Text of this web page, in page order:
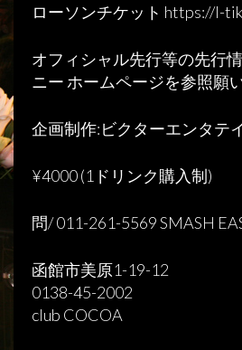
ローソンチケット https://l-
オフィシャル先行等の先行
ニー ホームページを参照願
企画制作:ビクターエンタテ
¥4000 (1ドリンク購入制)
問/ 011-261-5569 SMASH
函館市美原1-19-12
0138-45-2002
club COCOA